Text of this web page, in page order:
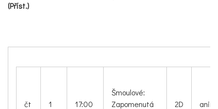
(Příst.)
čt 1 17:00
Šmoulové:
Zapomenutá
2D